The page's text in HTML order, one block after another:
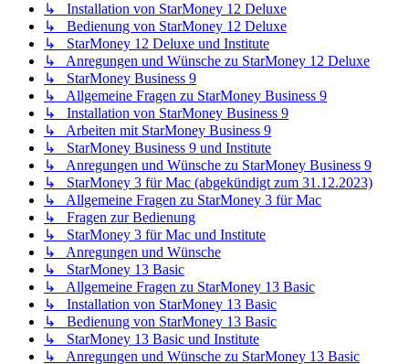
↳ Installation von StarMoney 12 Deluxe
↳ Bedienung von StarMoney 12 Deluxe
↳ StarMoney 12 Deluxe und Institute
↳ Anregungen und Wünsche zu StarMoney 12 Deluxe
↳ StarMoney Business 9
↳ Allgemeine Fragen zu StarMoney Business 9
↳ Installation von StarMoney Business 9
↳ Arbeiten mit StarMoney Business 9
↳ StarMoney Business 9 und Institute
↳ Anregungen und Wünsche zu StarMoney Business 9
↳ StarMoney 3 für Mac (abgekündigt zum 31.12.2023)
↳ Allgemeine Fragen zu StarMoney 3 für Mac
↳ Fragen zur Bedienung
↳ StarMoney 3 für Mac und Institute
↳ Anregungen und Wünsche
↳ StarMoney 13 Basic
↳ Allgemeine Fragen zu StarMoney 13 Basic
↳ Installation von StarMoney 13 Basic
↳ Bedienung von StarMoney 13 Basic
↳ StarMoney 13 Basic und Institute
↳ Anregungen und Wünsche zu StarMoney 13 Basic